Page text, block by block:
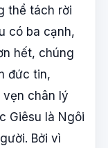
thể tách rời
có ba cạnh,
hết, chúng
đức tin,
vẹn chân lý
Giêsu là Ngôi
Bởi vì